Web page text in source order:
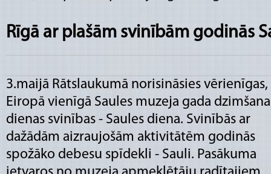
Rīgā ar plašām svinībām godinās
3.maijā Rātslaukumā norisināsies vērienīgas,
Eiropā vienīgā Saules muzeja gada
dienas svinības - Saules diena. Svinībās ar
dažādām aizraujošām aktivitātēm godinās
spožāko debesu spīdekli - Sauli. Pasākuma